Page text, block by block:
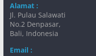
Alamat :
Jl. Pulau Salawati
No.2 Denpasar,
Bali, Indonesia
Email :